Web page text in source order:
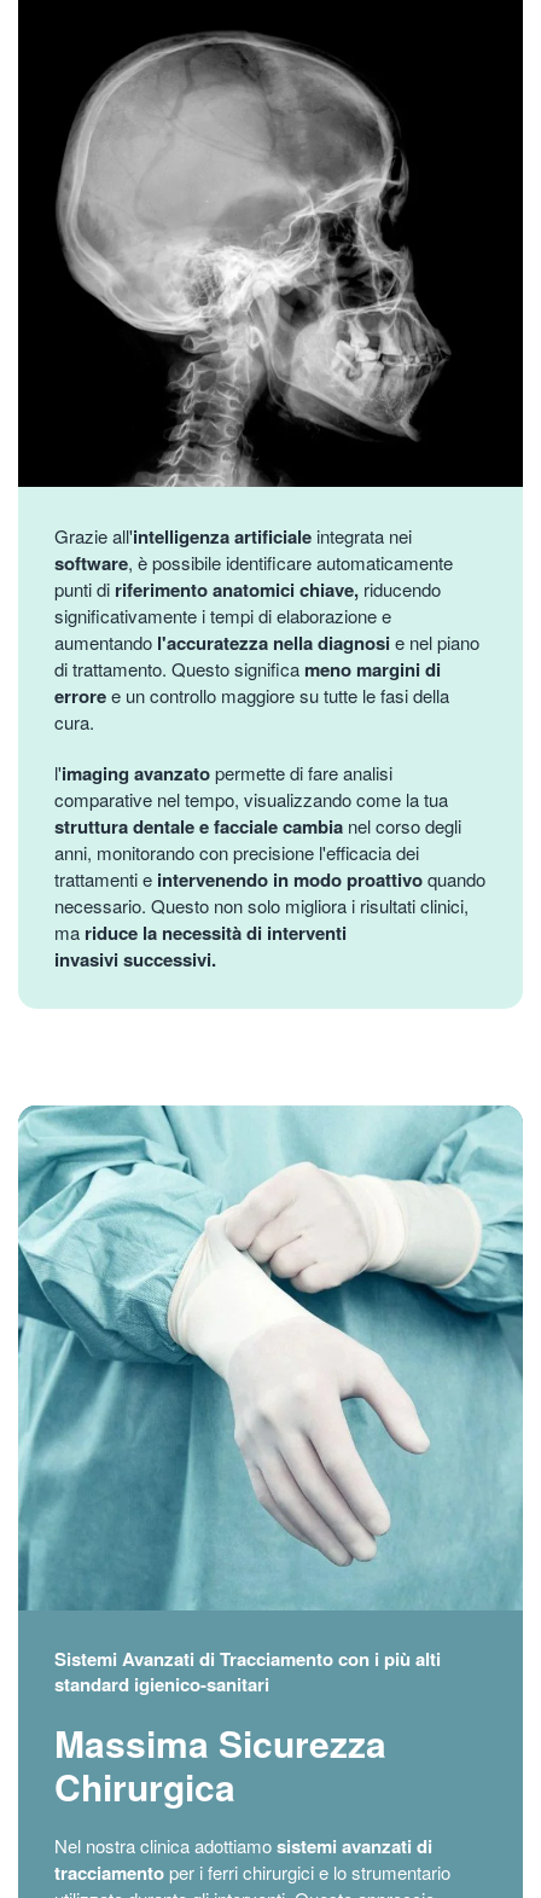
Grazie all'intelligenza artificiale integrata nei
software, è possibile identificare automaticamente
punti di riferimento anatomici chiave, riducendo
significativamente i tempi di elaborazione e
aumentando l'accuratezza nella diagnosie nel piano
di trattamento. Questo significa meno margini di
erroree un controllo maggiore su tutte le fasi della
cura.
l'imaging avanzatopermette di fare analisi
comparative nel tempo, visualizzando come la tua
struttura dentale e facciale cambia nel corso degli
anni, monitorando con precisione l'efficacia dei
trattamenti e intervenendo in modo proattivoquando
necessario. Questo non solo migliora i risultati clinici,
ma riduce la necessità di interventi
invasivi successivi.
Sistemi Avanzati di Tracciamento con i più alti
standard igienico-sanitari
Massima Sicurezza
Chirurgica
Nel nostra clinica adottiamosistemi avanzati di
tracciamentoper i ferri chirurgici e lo strumentario